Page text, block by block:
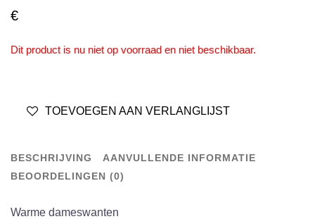
€
Dit product is nu niet op voorraad en niet beschikbaar.
TOEVOEGEN AAN VERLANGLIJST
BESCHRIJVING
AANVULLENDE INFORMATIE
BEOORDELINGEN (0)
Warme dameswanten